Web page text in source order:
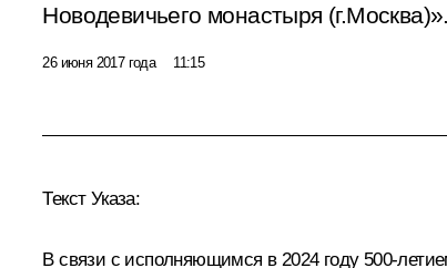
Новодевичьего монастыря (г.Москва)».
26 июня 2017 года 11:15
Текст Указа:
В связи с исполняющимся в 2024 году 500-